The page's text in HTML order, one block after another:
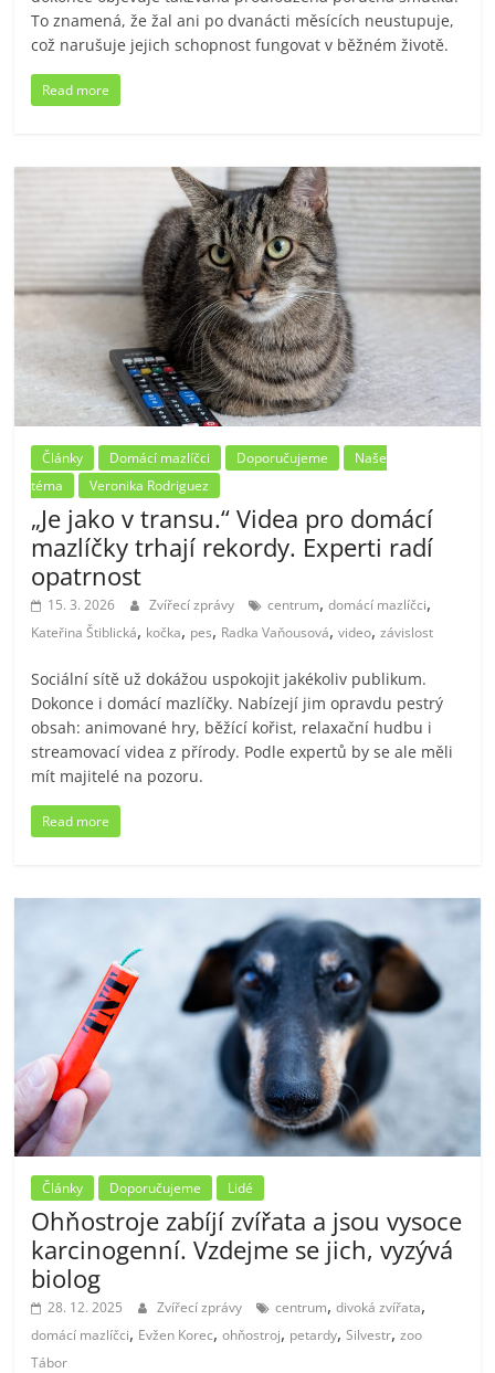
To znamená, že žal ani po dvanácti měsících neustupuje,
což narušuje jejich schopnost fungovat v běžném životě.
Read more
Články Domácí mazlíčci Doporučujeme
Naše
téma
Veronika Rodriguez
„Je jako v transu.“ Videa pro domácí
mazlíčky trhají rekordy. Experti radí
opatrnost
15. 3. 2026 Zvířecí zprávy centrum,domácí mazlíčci,
Kateřina Štiblická, kočka, pes, Radka Vaňousová,video,závislost
Sociální sítě už dokážou uspokojit jakékoliv publikum.
Dokonce i domácí mazlíčky. Nabízejí jim opravdu pestrý
obsah: animované hry, běžící kořist, relaxační hudbu i
streamovací videa z přírody. Podle expertů by se ale měli
mít majitelé na pozoru.
Read more
Články Doporučujeme Lidé
Ohňostroje zabíjí zvířata a jsou vysoce
karcinogenní. Vzdejme se jich, vyzývá
biolog
28. 12. 2025 Zvířecí zprávy centrum,divoká zvířata,
domácí mazlíčci, Evžen Korec,ohňostroj, petardy,Silvestr,zoo
Tábor